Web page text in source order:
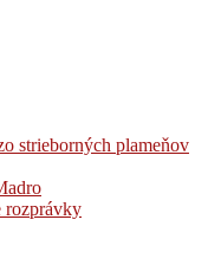
strieborných plameňov
rozprávky